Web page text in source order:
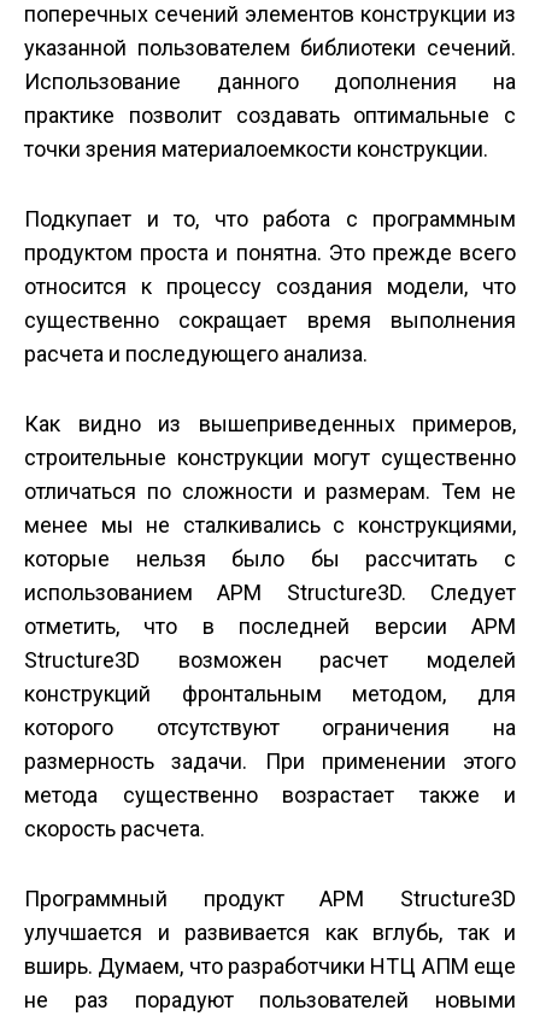
поперечных сечений элементов конструкции из
указанной пользователем библиотеки сечений.
Использование данного дополнения на
практике позволит создавать оптимальные с
точки зрения материалоемкости конструкции.
Подкупает и то, что работа с программным
продуктом проста и понятна. Это прежде всего
относится к процессу создания модели, что
существенно сокращает время выполнения
расчета и по­следующего анализа.
Как видно из вышеприведенных примеров,
строительные конструкции могут существенно
отличаться по сложности и размерам. Тем не
менее мы не сталкивались с конструкциями,
которые нельзя было бы рассчитать с
использованием APM Structure3D. Следует
отметить, что в последней версии APM
Structure3D возможен расчет моделей
конструкций фронтальным методом, для
которого отсутствуют ограничения на
размерность задачи. При применении этого
метода существенно возрастает также и
скорость расчета.
Программный продукт APM Structure3D
улучшается и развивается как вглубь, так и
вширь. Думаем, что разработчики НТЦ АПМ еще
не раз порадуют пользователей новыми